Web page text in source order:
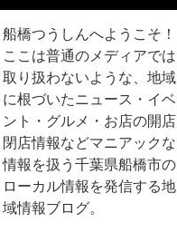
船橋つうしんへようこそ！
ここは普通のメディアでは
取り扱わないような、地域
に根づいたニュース・イベ
ント・グルメ・お店の開店
閉店情報などマニアックな
情報を扱う千葉県船橋市の
ローカル情報を発信する地
域情報ブログ。